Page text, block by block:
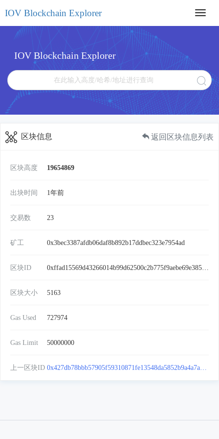
IOV Blockchain Explorer
IOV Blockchain Explorer
区块信息 返回区块信息列表
区块高度 19654869
出块时间 1年前
交易数 23
矿工 0x3bec3387afdb06daf8b892b17ddbec323e7954ad
区块ID
区块大小 5163
Gas Used 727974
Gas Limit 50000000
上一区块ID 0x427db78bbb57905f59310871fe13548da5852b9a4a7a26b65cedc05c830ad982